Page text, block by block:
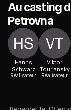
Au casting
Petrovna
Hanns
Schwarz
Réalisateur
Viktor
Tourjansky
Réalisateur